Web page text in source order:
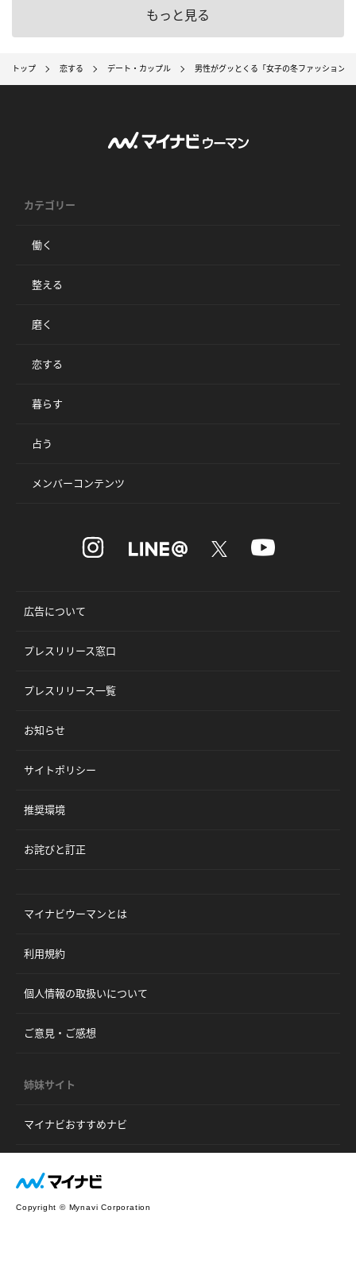
もっと見る
トップ 恋する デート・カップル 男性がグッとくる「女子の冬ファッション」
カテゴリー
働く
整える
磨く
恋する
暮らす
占う
メンバーコンテンツ
広告について
プレスリリース窓口
プレスリリース一覧
お知らせ
サイトポリシー
推奨環境
お詫びと訂正
マイナビウーマンとは
利用規約
個人情報の取扱いについて
ご意見・ご感想
姉妹サイト
マイナビおすすめナビ
Copyright © Mynavi Corporation